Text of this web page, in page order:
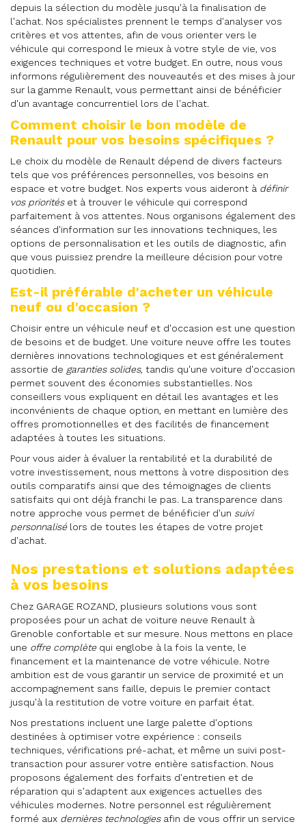
depuis la sélection du modèle jusqu'à la finalisation de
l'achat. Nos spécialistes prennent le temps d'analyser vos
critères et vos attentes, afin de vous orienter vers le
véhicule qui correspond le mieux à votre style de vie, vos
exigences techniques et votre budget. En outre, nous vous
informons régulièrement des nouveautés et des mises à jour
sur la gamme Renault, vous permettant ainsi de bénéficier
d'un avantage concurrentiel lors de l'achat.
Comment choisir le bon modèle de
Renault pour vos besoins spécifiques ?
Le choix du modèle de Renault dépend de divers facteurs
tels que vos préférences personnelles, vos besoins en
espace et votre budget. Nos experts vous aideront à définir
vos prioritéset à trouver le véhicule qui correspond
parfaitement à vos attentes. Nous organisons également des
séances d'information sur les innovations techniques, les
options de personnalisation et les outils de diagnostic, afin
que vous puissiez prendre la meilleure décision pour votre
quotidien.
Est-il préférable d'acheter un véhicule
neuf ou d'occasion ?
Choisir entre un véhicule neuf et d'occasion est une question
de besoins et de budget. Une voiture neuve offre les toutes
dernières innovations technologiques et est généralement
assortie de garanties solides, tandis qu'une voiture d'occasion
permet souvent des économies substantielles. Nos
conseillers vous expliquent en détail les avantages et les
inconvénients de chaque option, en mettant en lumière des
offres promotionnelles et des facilités de financement
adaptées à toutes les situations.
Pour vous aider à évaluer la rentabilité et la durabilité de
votre investissement, nous mettons à votre disposition des
outils comparatifs ainsi que des témoignages de clients
satisfaits qui ont déjà franchi le pas. La transparence dans
notre approche vous permet de bénéficier d'un suivi
personnalisélors de toutes les étapes de votre projet
d'achat.
Nos prestations et solutions adaptées
à vos besoins
Chez GARAGE ROZAND, plusieurs solutions vous sont
proposées pour un achat de voiture neuve Renault à
Grenoble confortable et sur mesure. Nous mettons en place
une offre complètequi englobe à la fois la vente, le
financement et la maintenance de votre véhicule. Notre
ambition est de vous garantir un service de proximité et un
accompagnement sans faille, depuis le premier contact
jusqu'à la restitution de votre voiture en parfait état.
Nos prestations incluent une large palette d'options
destinées à optimiser votre expérience : conseils
techniques, vérifications pré-achat, et même un suivi post-
transaction pour assurer votre entière satisfaction. Nous
proposons également des forfaits d'entretien et de
réparation qui s'adaptent aux exigences actuelles des
véhicules modernes. Notre personnel est régulièrement
formé aux dernières technologiesafin de vous offrir un service